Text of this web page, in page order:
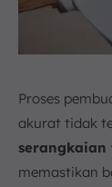
Proses
akurat tidak
memastikan